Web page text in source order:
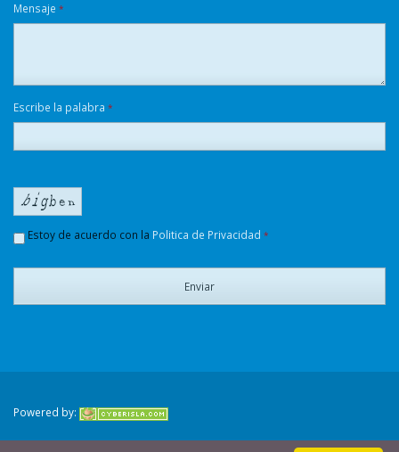
Mensaje *
Escribe la palabra *
Estoy de acuerdo con la Politica de Privacidad *
Enviar
Powered by: